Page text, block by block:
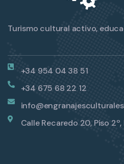
Turismo cultural activo,
+34 954 04 38 51
+34 675 68 22 12
Calle Recaredo 20, Piso